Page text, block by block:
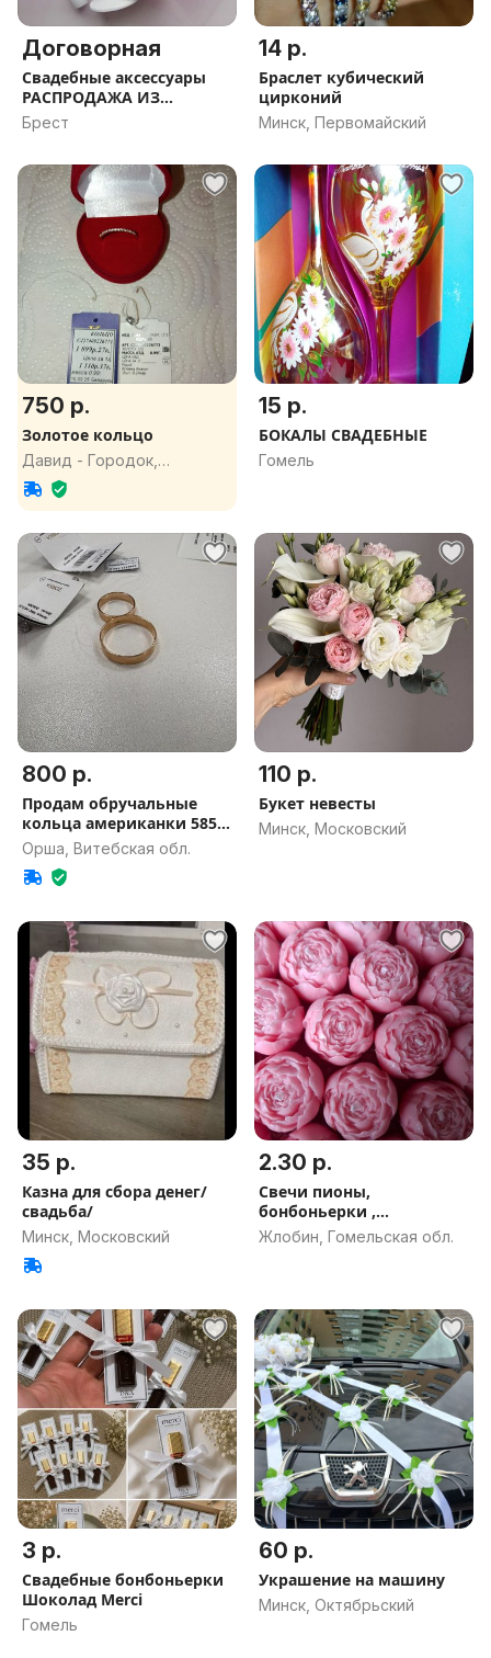
Договорная
Свадебные аксессуары
РАСПРОДАЖА ИЗ
НАЛИЧИЯ
Брест
14 р.
Браслет кубический
цирконий
Минск, Первомайский
750 р.
Золотое кольцо
Давид - Городок,
Брестская обл.
15 р.
БОКАЛЫ СВАДЕБНЫЕ
Гомель
800 р.
Продам обручальные
кольца американки 585
проба
Орша, Витебская обл.
110 р.
Букет невесты
Минск, Московский
35 р.
Казна для сбора денег/
свадьба/
Минск, Московский
2.30 р.
Свечи пионы,
бонбоньерки ,
ароматические свечи
Жлобин, Гомельская обл.
3 р.
Свадебные бонбоньерки
Шоколад Merci
Гомель
60 р.
Украшение на машину
Минск, Октябрьский